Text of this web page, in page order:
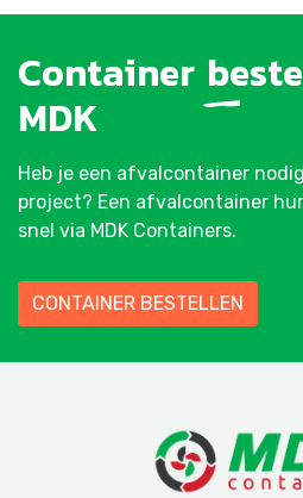
Container
MDK
Heb je een afvalcontainer
project? Een afvalcontainer
snel via MDK Containers.
CONTAINER BESTELLEN